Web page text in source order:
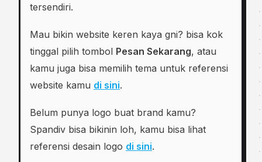
tersendiri.
Mau bikin website keren kaya gni? bisa kok
tinggal pilih tombol Pesan Sekarang, atau
kamu juga bisa memilih tema untuk referensi
website kamu di sini.
Belum punya logo buat brand kamu?
Spandiv bisa bikinin loh, kamu bisa lihat
referensi desain logo di sini.